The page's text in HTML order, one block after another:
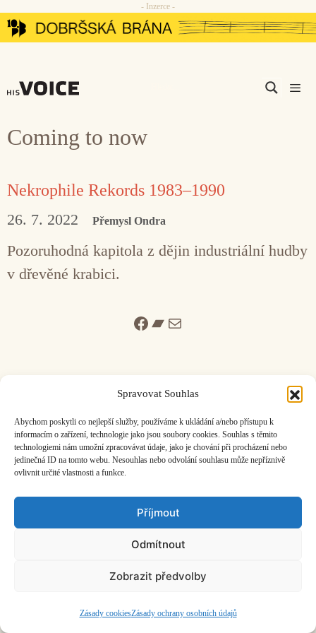
Spravovat Souhlas
Abychom poskytli co nejlepší služby, používáme k ukládání a/nebo přístupu k
informacím o zařízení, technologie jako jsou soubory cookies. Souhlas s těmito
technologiemi nám umožní zpracovávat údaje, jako je chování při procházení nebo
jedinečná ID na tomto webu. Nesouhlas nebo odvolání souhlasu může nepříznivě
ovlivnit určité vlastnosti a funkce.
Příjmout
Odmítnout
Zobrazit předvolby
Zásady cookiesZásady ochrany osobních údajů
Přeskočit
na
- Inzerce -
Coming to now
Nekrophile Rekords 1983–1990
26. 7. 2022 Přemysl Ondra
Pozoruhodná kapitola z dějin industriální hudby
v dřevěné krabici.
Facebook
Bandcamp
Mail
ČASOPIS O JINÉ HUDBĚ | vydáváHudební informační středisko
založeno 2001 | Kontaktujte nás:info@hisvoice.cz
©2026 HISvoice – design a adminAtelier Dokument